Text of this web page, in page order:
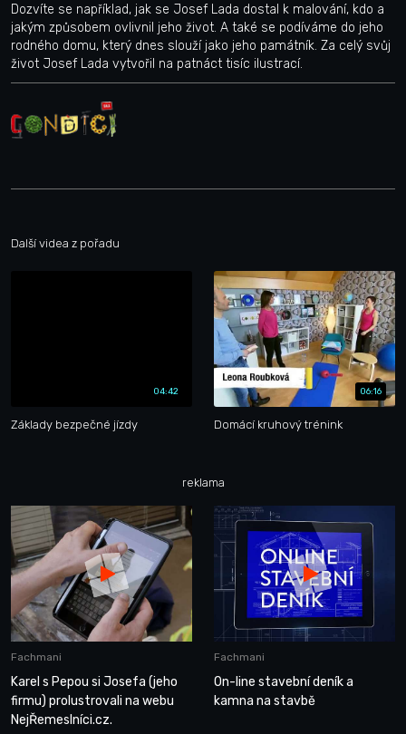
Dozvíte se například, jak se Josef Lada dostal k malování, kdo a
jakým způsobem ovlivnil jeho život. A také se podíváme do jeho
rodného domu, který dnes slouží jako jeho památník. Za celý svůj
život Josef Lada vytvořil na patnáct tisíc ilustrací.
Další videa z pořadu
04:42
Základy bezpečné jízdy
06:16
Domácí kruhový trénink
reklama
Fachmani
Karel s Pepou si Josefa (jeho
firmu) prolustrovali na webu
NejŘemeslníci.cz.
Fachmani
On-line stavební deník a
kamna na stavbě